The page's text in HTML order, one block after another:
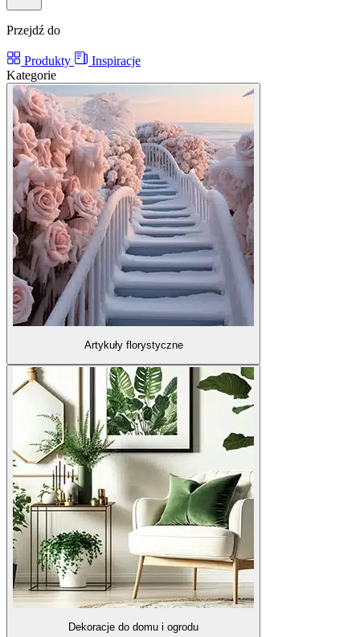
Przejdź do
Produkty
Inspiracje
Kategorie
Artykuły florystyczne
Dekoracje do domu i ogrodu